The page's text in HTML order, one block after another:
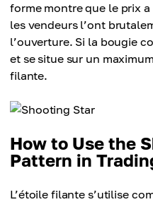
forme montre que le prix
les vendeurs l’ont
l’ouverture. Si la bougie
et se situe sur un
filante.
How to Use the
Pattern in
L’étoile filante s’utilise